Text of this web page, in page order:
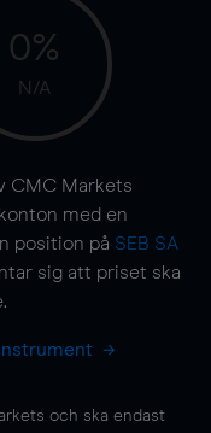
0%
N/A
CMC Markets
med en
position på SEB SA
sig att priset ska
.
och ska endast